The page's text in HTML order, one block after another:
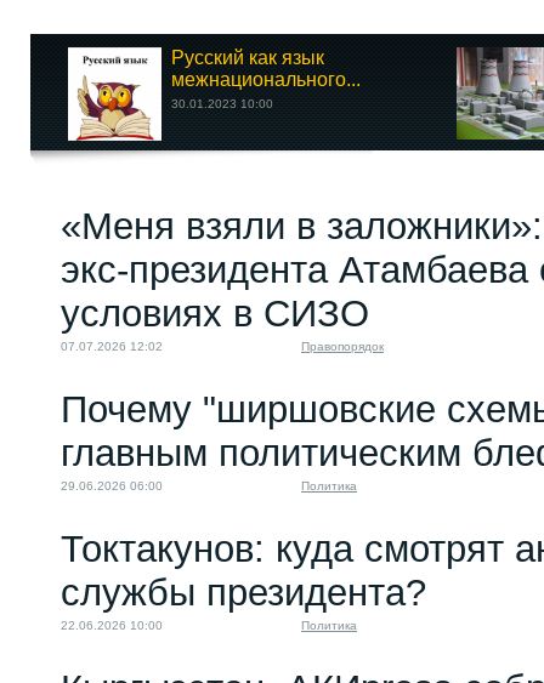
Русский как язык
межнационального...
30.01.2023 10:00
«Меня взяли в
экс‑президента
условиях в СИЗО
07.07.2026 12:02 Правопорядок
Почему "ширшовские
главным политическим
29.06.2026 06:00 Политика
Токтакунов: куда смотрят
службы президента?
22.06.2026 10:00 Политика